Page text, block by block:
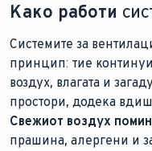
Како работи
Системите за
принцип: тие
воздух, влагата и
простори, додека
Свежиот воздух
прашина, алергени и